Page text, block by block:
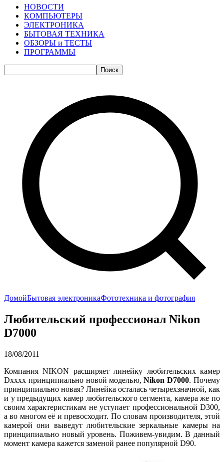
НОВОСТИ
КОМПЬЮТЕРЫ
ЭЛЕКТРОНИКА
БЫТОВАЯ ТЕХНИКА
ОБЗОРЫ и ТЕСТЫ
ПРОГРАММЫ
Поиск
ДомойБытовая электроникаФототехника и фотография
Любительский профессионал Nikon
D7000
18/08/2011
Компания NIKON расширяет линейку любительских камер
Dxxxx принципиально новой моделью,Nikon D7000. Почему
принципиально новая? Линейка осталась четырехзначной, как
и у предыдущих камер любительского сегмента, камера же по
своим характеристикам не уступает профессиональной D300,
а во многом её и превосходит. По словам производителя, этой
камерой они выведут любительские зеркальные камеры на
принципиально новый уровень. Поживем-увидим. В данный
момент камера кажется заменой ранее популярной D90.